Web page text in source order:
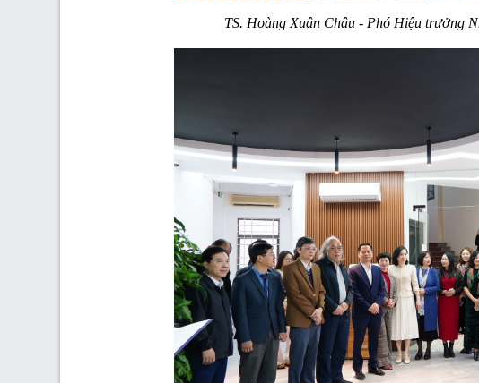
TS. Hoàng Xuân Châu - Phó Hiệu trưởng